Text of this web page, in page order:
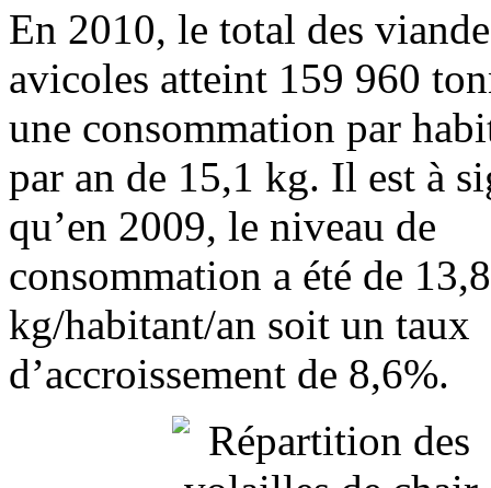
En 2010, le total des
avicoles atteint 159 960
une consommation par
par an de 15,1 kg. Il est à
qu’en 2009, le niveau de
consommation a été de 13,8
kg/habitant/an soit un taux
d’accroissement de 8,6%.